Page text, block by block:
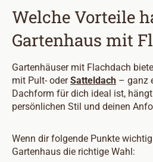
Welche Vorteile
Gartenhaus mit
Gartenhäuser mit Flachdach
mit Pult- oderSatteldach – ganz
Dachform für dich ideal ist,
persönlichen Stil und deinen
Wenn dir folgende Punkte
Gartenhaus die richtige Wahl: